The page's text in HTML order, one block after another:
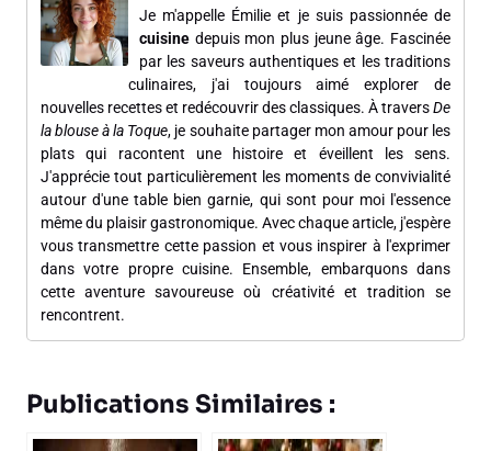
Je m'appelle Émilie et je suis passionnée de
cuisine depuis mon plus jeune âge. Fascinée
par les saveurs authentiques et les traditions
culinaires, j'ai toujours aimé explorer de
nouvelles recettes et redécouvrir des classiques. À traversDe
la blouse à la Toque, je souhaite partager mon amour pour les
plats qui racontent une histoire et éveillent les sens.
J'apprécie tout particulièrement les moments de convivialité
autour d'une table bien garnie, qui sont pour moi l'essence
même du plaisir gastronomique. Avec chaque article, j'espère
vous transmettre cette passion et vous inspirer à l'exprimer
dans votre propre cuisine. Ensemble, embarquons dans
cette aventure savoureuse où créativité et tradition se
rencontrent.
Publications Similaires :